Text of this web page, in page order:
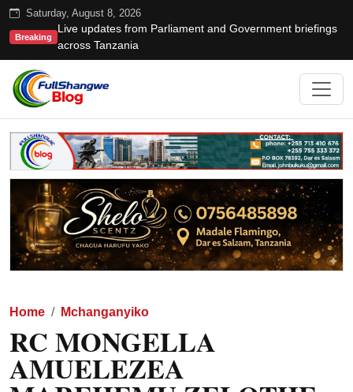
Saturday, August 8, 2026
Breaking
Live updates from Parliament and Government briefings
across Tanzania
Home Mchanganyiko
RC MONGELLA
AMUELEZEA